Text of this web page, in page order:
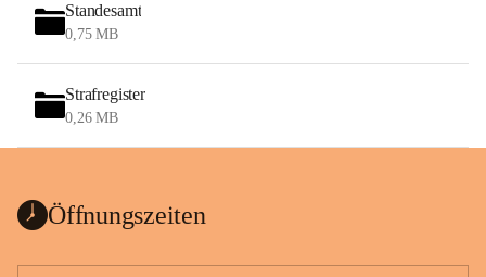
Standesamt
0,75 MB
Strafregister
0,26 MB
Öffnungszeiten